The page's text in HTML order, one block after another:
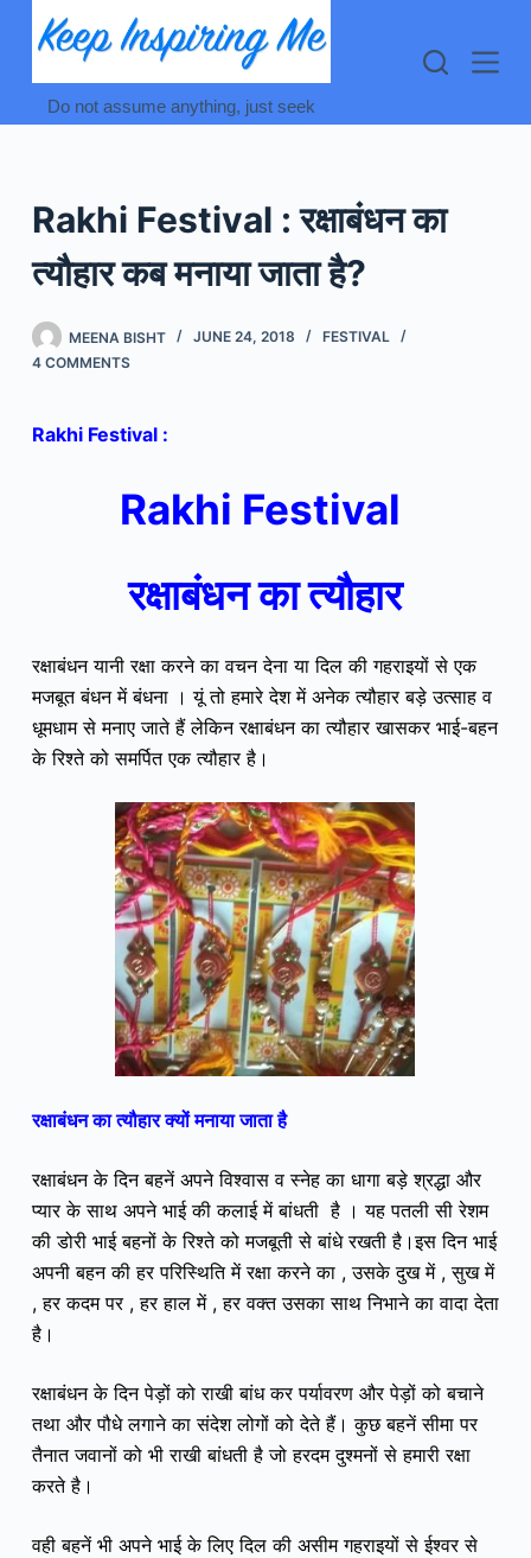
Do not assume anything, just seek
Rakhi Festival : रक्षाबंधन का
त्यौहार कब मनाया जाता है?
MEENA BISHT JUNE 24, 2018
FESTIVAL
4 COMMENTS
Rakhi Festival :
Rakhi Festival
रक्षाबंधन का त्यौहार
रक्षाबंधन यानी रक्षा करने का वचन देना या दिल की गहराइयों से एक
मजबूत बंधन में बंधना । यूं तो हमारे देश में अनेक त्यौहार बड़े उत्साह व
धूमधाम से मनाए जाते हैं लेकिन रक्षाबंधन का त्यौहार खासकर भाई-बहन
के रिश्ते को समर्पित एक त्यौहार है।
रक्षाबंधन का त्यौहार क्यों मनाया जाता है
रक्षाबंधन के दिन बहनें अपने विश्वास व स्नेह का धागा बड़े श्रद्धा और
प्यार के साथ अपने भाई की कलाई में बांधती है । यह पतली सी रेशम
की डोरी भाई बहनों के रिश्ते को मजबूती से बांधे रखती है।इस दिन भाई
अपनी बहन की हर परिस्थिति में रक्षा करने का , उसके दुख में , सुख में
, हर कदम पर , हर हाल में , हर वक्त उसका साथ निभाने का वादा देता
है।
रक्षाबंधन के दिन पेड़ों को राखी बांध कर पर्यावरण और पेड़ों को बचाने
तथा और पौधे लगाने का संदेश लोगों को देते हैं।कुछ बहनें सीमा पर
तैनात जवानों को भी राखी बांधती है जो हरदम दुश्मनों से हमारी रक्षा
करते है।
वही बहनें भी अपने भाई के लिए दिल की असीम गहराइयों से ईश्वर से